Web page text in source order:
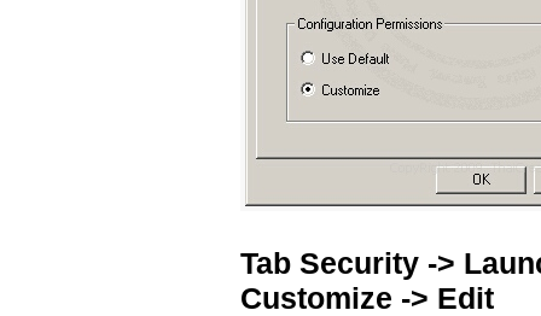
Tab Security ->
Customize -> Edit